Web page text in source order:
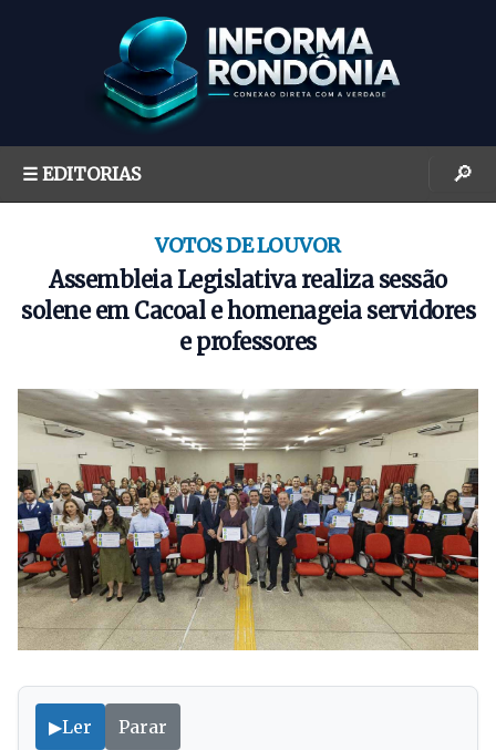
☰ EDITORIAS 🔎
VOTOS DE LOUVOR
Assembleia Legislativa realiza sessão
solene em Cacoal e homenageia servidores
e professores
▶Ler Parar